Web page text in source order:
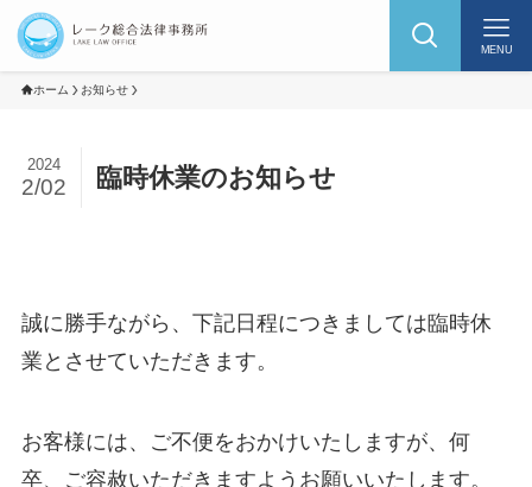
MENU
ホーム お知らせ
臨時休業のお知らせ
2024
2/02
誠に勝手ながら、下記日程につきましては臨時休
業とさせていただきます。
お客様には、ご不便をおかけいたしますが、何
卒、ご容赦いただきますようお願いいたします。